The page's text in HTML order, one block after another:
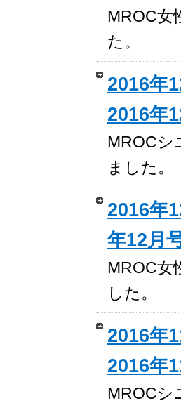
MROC女
た。
2016年
2016年
MROCシ
ました。
2016年
年12月
MROC女
した。
2016年
2016年
MROCシ